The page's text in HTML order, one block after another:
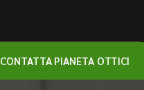
CONTATTA PIANETA OTTICI